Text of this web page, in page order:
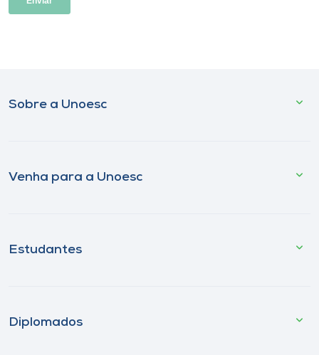
Sobre a Unoesc
Venha para a Unoesc
Estudantes
Diplomados